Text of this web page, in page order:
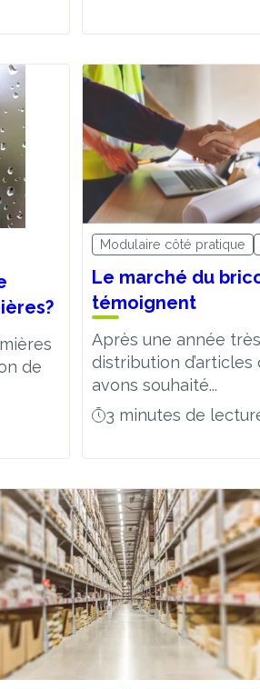
de
Modulaire côté pratique
Le marché du
témoignent
Après une année
distribution
avons souhaité...
3 minutes de